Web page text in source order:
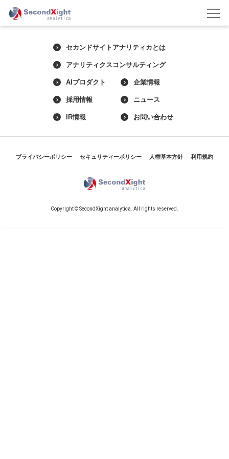
セカンドサイトアナリティカとは
アナリティクスコンサルティング
AIプロダクト 企業情報
採用情報 ニュース
IR情報 お問い合わせ
プライバシーポリシー セキュリティーポリシー 人権基本方針 利用規約
Copyright © SecondXight analytica. All rights reserved.